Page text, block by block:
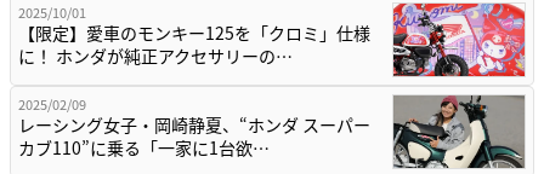
2025/10/01
【限定】愛車のモンキー125を「クロミ」仕様
に！ ホンダが純正アクセサリーの…
2025/02/09
レーシング女子・岡崎静夏、“ホンダ スーパー
カブ110”に乗る「一家に1台欲…